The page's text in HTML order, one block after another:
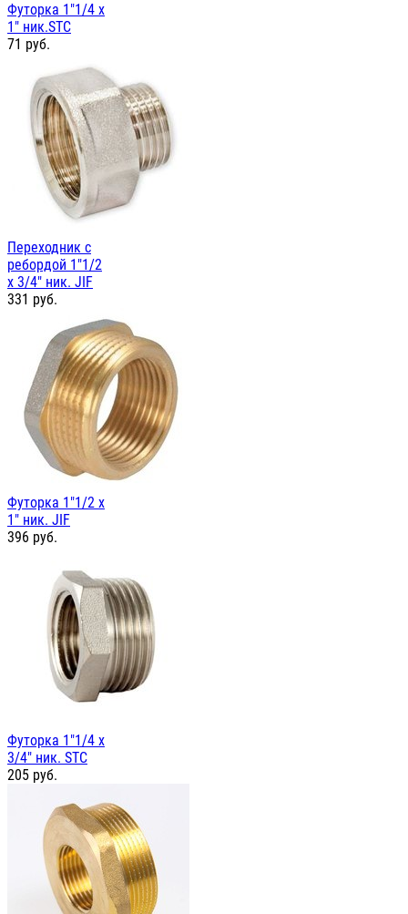
Футорка 1"1/4 х
1" ник.STC
71 руб.
Переходник с
ребордой 1"1/2
х 3/4" ник. JIF
331 руб.
Футорка 1"1/2 х
1" ник. JIF
396 руб.
Футорка 1"1/4 х
3/4" ник. STC
205 руб.